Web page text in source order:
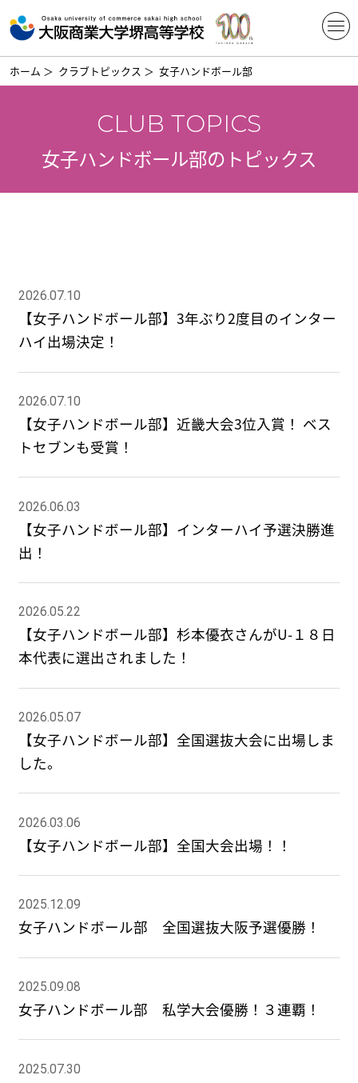
ホーム ＞ クラブトピックス ＞ 女子ハンドボール部
CLUB TOPICS
女子ハンドボール部のトピックス
2026.07.10
【女子ハンドボール部】3年ぶり2度目のインター
ハイ出場決定！
2026.07.10
【女子ハンドボール部】近畿大会3位入賞！ ベス
トセブンも受賞！
2026.06.03
【女子ハンドボール部】インターハイ予選決勝進
出！
2026.05.22
【女子ハンドボール部】杉本優衣さんがU-１８日
本代表に選出されました！
2026.05.07
【女子ハンドボール部】全国選抜大会に出場しま
した。
2026.03.06
【女子ハンドボール部】全国大会出場！！
2025.12.09
女子ハンドボール部 全国選抜大阪予選優勝！
2025.09.08
女子ハンドボール部 私学大会優勝！３連覇！
2025.07.30